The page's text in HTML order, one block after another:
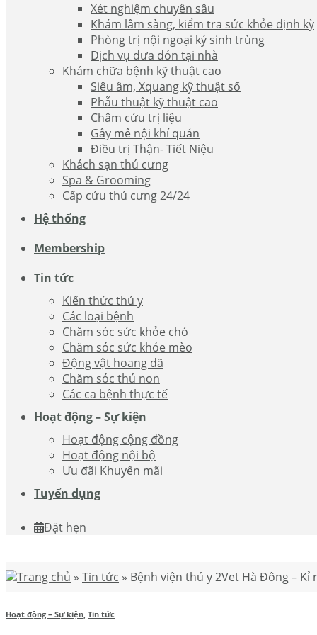
Xét nghiệm chuyên sâu
Khám lâm sàng, kiểm tra sức khỏe định kỳ
Phòng trị nội ngoại ký sinh trùng
Dịch vụ đưa đón tại nhà
Khám chữa bệnh kỹ thuật cao
Siêu âm, Xquang kỹ thuật số
Phẫu thuật kỹ thuật cao
Châm cứu trị liệu
Gây mê nội khí quản
Điều trị Thận- Tiết Niệu
Khách sạn thú cưng
Spa & Grooming
Cấp cứu thú cưng 24/24
Hệ thống
Membership
Tin tức
Kiến thức thú y
Các loại bệnh
Chăm sóc sức khỏe chó
Chăm sóc sức khỏe mèo
Động vật hoang dã
Chăm sóc thú non
Các ca bệnh thực tế
Hoạt động – Sự kiện
Hoạt động cộng đồng
Hoạt động nội bộ
Ưu đãi Khuyến mãi
Tuyển dụng
Đặt hẹn
Trang chủ » Tin tức » Bệnh viện thú y 2Vet Hà Đông –
Hoạt động – Sự kiện, Tin tức